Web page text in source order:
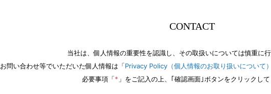
CONTACT
当社は、個人情報の重要性を認識し、その取扱いについては慎重に行
お問い合わせ等でいただいた個人情報は「Privacy Policy（個人情報のお取り扱いについて）
必要事項「* 」をご記入の上、｢確認画面｣ボタンをクリックして